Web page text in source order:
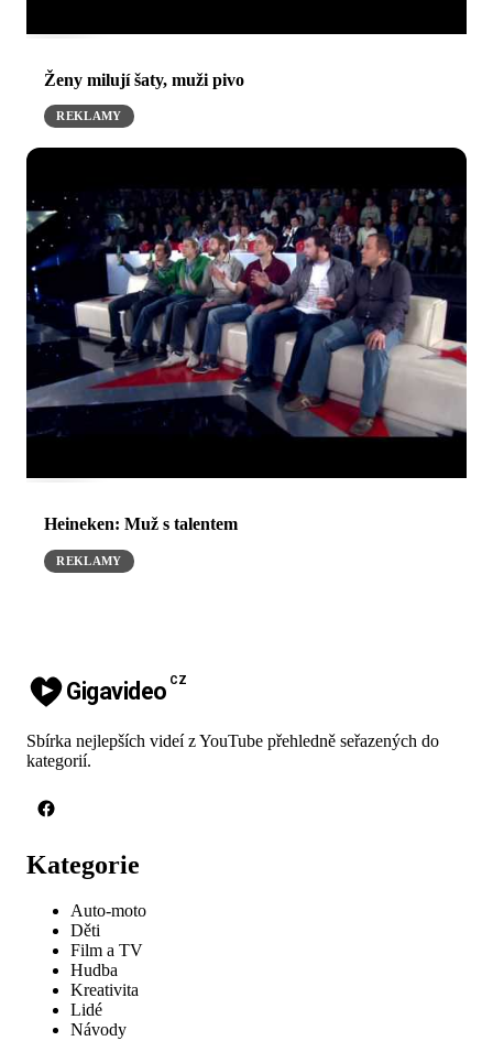
Ženy milují šaty, muži pivo
REKLAMY
Heineken: Muž s talentem
REKLAMY
Gigavideo CZ
Sbírka nejlepších videí z YouTube přehledně seřazených do
kategorií.
Kategorie
Auto-moto
Děti
Film a TV
Hudba
Kreativita
Lidé
Návody